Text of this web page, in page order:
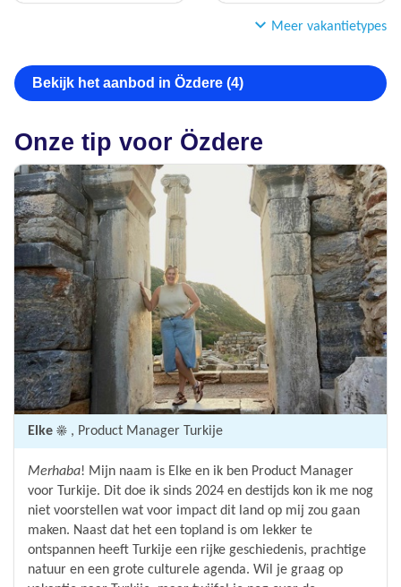
Meer vakantietypes
Bekijk het aanbod in Özdere (4)
Onze tip voor Özdere
Elke ☀️ , Product Manager Turkije
Merhaba! Mijn naam is Elke en ik ben Product Manager
voor Turkije. Dit doe ik sinds 2024 en destijds kon ik me nog
niet voorstellen wat voor impact dit land op mij zou gaan
maken. Naast dat het een topland is om lekker te
ontspannen heeft Turkije een rijke geschiedenis, prachtige
natuur en een grote culturele agenda. Wil je graag op